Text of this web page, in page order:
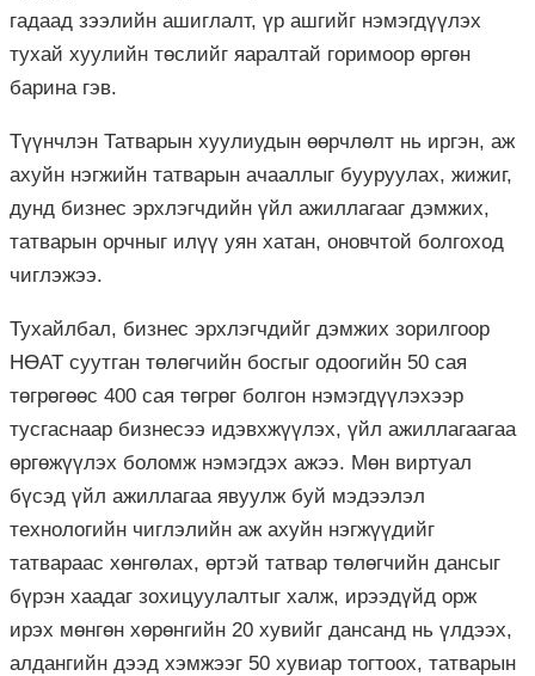
гадаад зээлийн ашиглалт, үр ашгийг нэмэгдүүлэх
тухай хуулийн төслийг яаралтай горимоор өргөн
барина гэв.
Түүнчлэн Татварын хуулиудын өөрчлөлт нь иргэн, аж
ахуйн нэгжийн татварын ачааллыг бууруулах, жижиг,
дунд бизнес эрхлэгчдийн үйл ажиллагааг дэмжих,
татварын орчныг илүү уян хатан, оновчтой болгоход
чиглэжээ.
Тухайлбал, бизнес эрхлэгчдийг дэмжих зорилгоор
НӨАТ суутган төлөгчийн босгыг одоогийн 50 сая
төгрөгөөс 400 сая төгрөг болгон нэмэгдүүлэхээр
тусгаснаар бизнесээ идэвхжүүлэх, үйл ажиллагаагаа
өргөжүүлэх боломж нэмэгдэх ажээ. Мөн виртуал
бүсэд үйл ажиллагаа явуулж буй мэдээлэл
технологийн чиглэлийн аж ахуйн нэгжүүдийг
татвараас хөнгөлах, өртэй татвар төлөгчийн дансыг
бүрэн хаадаг зохицуулалтыг халж, ирээдүйд орж
ирэх мөнгөн хөрөнгийн 20 хувийг дансанд нь үлдээх,
алдангийн дээд хэмжээг 50 хувиар тогтоох, татварын